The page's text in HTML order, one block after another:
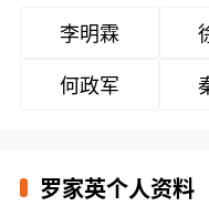
李明霖
何政军
罗家英个人资料